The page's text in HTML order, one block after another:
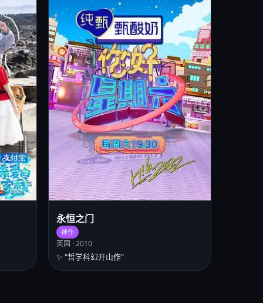
永恒之门
神作
英国 · 2010
✨ "哲学科幻开山作"